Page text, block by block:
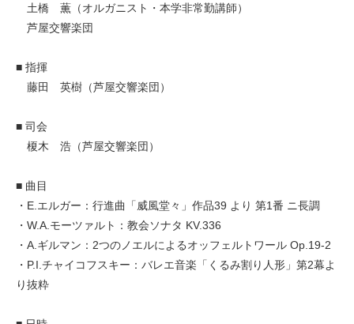
土橋 薫（オルガニスト・本学非常勤講師）
芦屋交響楽団
■ 指揮
藤田 英樹（芦屋交響楽団）
■ 司会
榎木 浩（芦屋交響楽団）
■ 曲目
・E.エルガー：行進曲「威風堂々」作品39 より 第1番 ニ長調
・W.A.モーツァルト：教会ソナタ KV.336
・A.ギルマン：2つのノエルによるオッフェルトワール Op.19-2
・P.I.チャイコフスキー：バレエ音楽「くるみ割り人形」第2幕よ
り抜粋